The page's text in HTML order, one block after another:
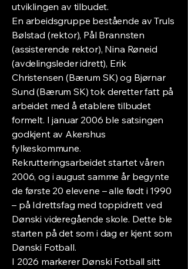
utviklingen av tilbudet.
En arbeidsgruppe bestående av Truls
Bølstad (rektor), Pål Brannsten
(assisterende rektor), Nina Røneid
(avdelingsleder idrett), Erik
Christensen (Bærum SK) og Bjørnar
Sund (Bærum SK) tok deretter fatt på
arbeidet med å etablere tilbudet
formelt. I januar 2006 ble satsingen
godkjent av Akershus
fylkeskommune.
Rekrutteringsarbeidet startet våren
2006, og i august samme år begynte
de første 20 elevene – alle født i 1990
– på Idrettsfag med toppidrett ved
Dønski videregående skole. Dette ble
starten på det som i dag er kjent som
Dønski Fotball.
I 2026 markerer Dønski Fotball sitt